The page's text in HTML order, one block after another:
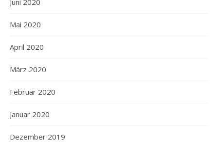
Mai 2020
April 2020
März 2020
Februar 2020
Januar 2020
Dezember 2019